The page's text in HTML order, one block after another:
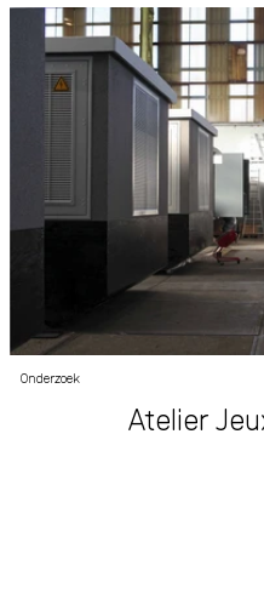
Onderzoek
Atelier